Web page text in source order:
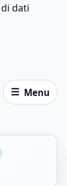
Menu
dati